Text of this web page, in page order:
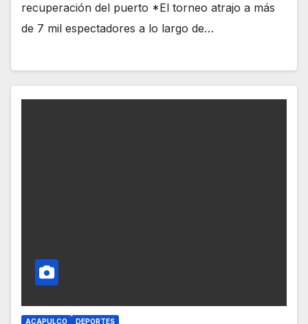
recuperación del puerto *El torneo atrajo a más
de 7 mil espectadores a lo largo de…
ACAPULCO DEPORTES